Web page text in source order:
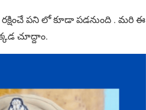
పని లో కూడా పడనుంది . మరి ఈ
చూద్దాం.